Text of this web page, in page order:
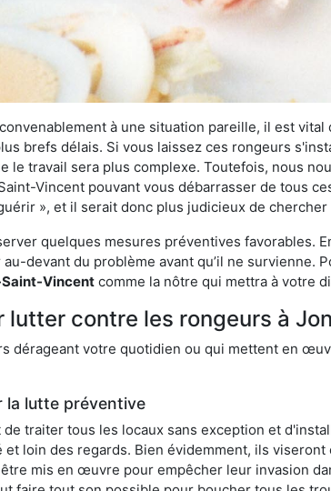
à une situation pareille, il est
brefs délais. Si vous laissez ces rongeurs
le travail sera plus complexe. Toutefois, nous
Vincent pouvant vous débarrasser de tous
», et il serait donc plus judicieux de
quelques mesures préventives favorables.
devant du problème avant qu’il ne survienne.
Vincent comme la nôtre qui mettra à votre
lutter contre les rongeurs à
dérageant votre quotidien ou qui mettent en
la lutte préventive
de traiter tous les locaux sans exception et
loin des regards. Bien évidemment, ils
mis en œuvre pour empêcher leur invasion